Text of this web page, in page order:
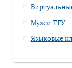
Музеи ТГУ
Языковые